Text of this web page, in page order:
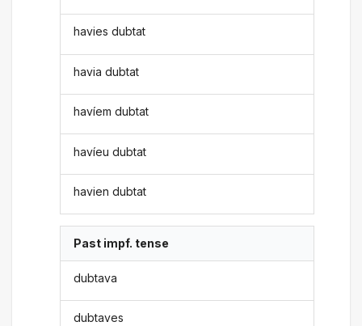
havies dubtat
havia dubtat
havíem dubtat
havíeu dubtat
havien dubtat
Past impf. tense
dubtava
dubtaves